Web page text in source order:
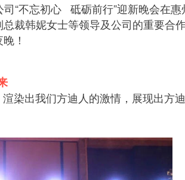
“不忘初心 砥砺前行”迎新晚会在惠
裁韩妮女士等领导及公司的重要合
！
染出我们方迪人的激情，展现出方